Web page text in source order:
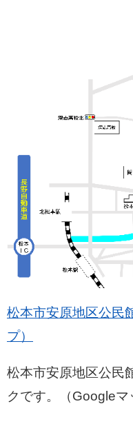
松本市安原地区公
プ）
松本市安原地区公民
クです。（Googleマ